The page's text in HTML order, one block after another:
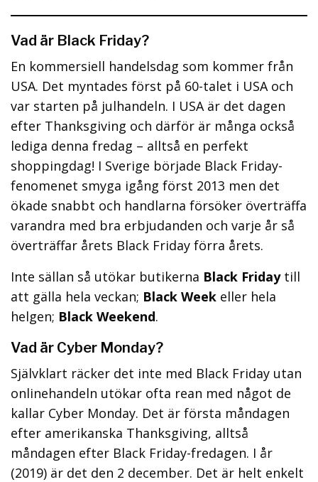
Vad är Black Friday?
En kommersiell handelsdag som kommer från
USA. Det myntades först på 60-talet i USA och
var starten på julhandeln. I USA är det dagen
efter Thanksgiving och därför är många också
lediga denna fredag – alltså en perfekt
shoppingdag! I Sverige började Black Friday-
fenomenet smyga igång först 2013 men det
ökade snabbt och handlarna försöker överträffa
varandra med bra erbjudanden och varje år så
överträffar årets Black Friday förra årets.
Inte sällan så utökar butikerna Black Fridaytill
att gälla hela veckan; Black Week eller hela
helgen; Black Weekend.
Vad är Cyber Monday?
Självklart räcker det inte med Black Friday utan
onlinehandeln utökar ofta rean med något de
kallar Cyber Monday. Det är första måndagen
efter amerikanska Thanksgiving, alltså
måndagen efter Black Friday-fredagen. I år
(2019) är det den 2 december. Det är helt enkelt